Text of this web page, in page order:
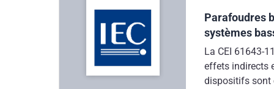
Parafoudres
systèmes
La CEI 61643-
effets indirects
dispositifs sont